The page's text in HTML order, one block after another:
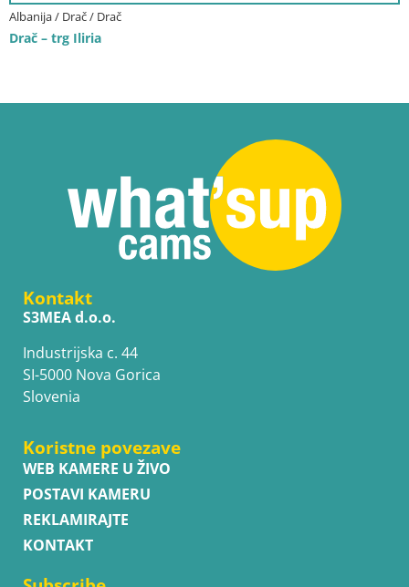
Albanija / Drač / Drač
Drač – trg Iliria
Kontakt
S3MEA d.o.o.
Industrijska c. 44
SI-5000 Nova Gorica
Slovenia
Koristne povezave
WEB KAMERE U ŽIVO
POSTAVI KAMERU
REKLAMIRAJTE
KONTAKT